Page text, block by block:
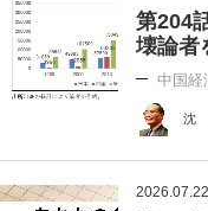
第204
壊論者
中国経
沈
2026.07.22